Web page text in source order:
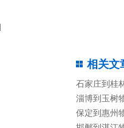
相关文
石家庄到桂
淄博到玉树
保定到惠州